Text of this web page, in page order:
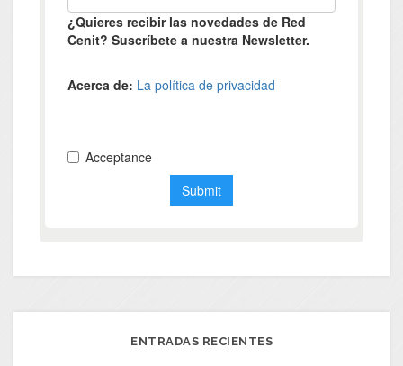
ENTRADAS RECIENTES